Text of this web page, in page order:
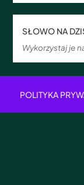
SŁOWO NA
Wykorzystaj je
POLITYKA